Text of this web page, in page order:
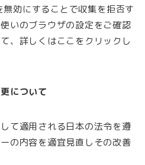
効にすることで収集を拒否す
いのブラウザの設定をご確認
、詳しくはここをクリックし
について
て適用される日本の法令を遵
の内容を適宜見直しその改善